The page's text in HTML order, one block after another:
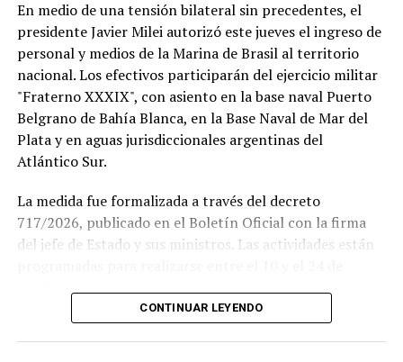
En medio de una tensión bilateral sin precedentes, el
presidente Javier Milei autorizó este jueves el ingreso de
personal y medios de la Marina de Brasil al territorio
nacional. Los efectivos participarán del ejercicio militar
"Fraterno XXXIX", con asiento en la base naval Puerto
Belgrano de Bahía Blanca, en la Base Naval de Mar del
Plata y en aguas jurisdiccionales argentinas del
Atlántico Sur.
La medida fue formalizada a través del decreto
717/2026, publicado en el Boletín Oficial con la firma
del jefe de Estado y sus ministros. Las actividades están
CONTINUAR LEYENDO